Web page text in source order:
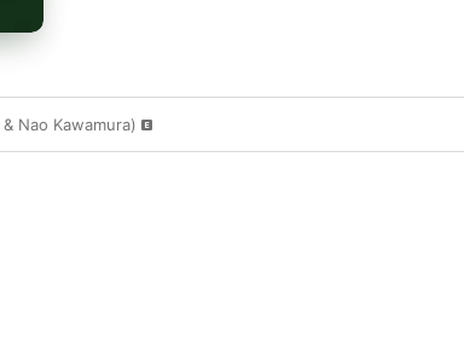
Nao Kawamura)